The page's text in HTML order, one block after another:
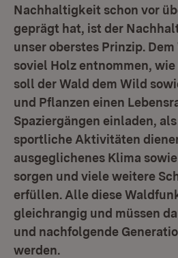
Nachhaltigkeit schon vor
geprägt hat, ist der
unser oberstes Prinzip.
soviel Holz entnommen,
soll der Wald dem Wild
und Pflanzen einen
Spaziergängen einladen,
sportliche Aktivitäten
ausgeglichenes Klima
sorgen und viele weitere
erfüllen. Alle diese
gleichrangig und müssen
und nachfolgende
werden.